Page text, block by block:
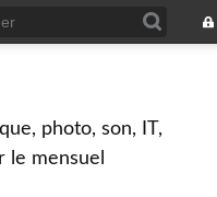
photo, son, IT,
le mensuel